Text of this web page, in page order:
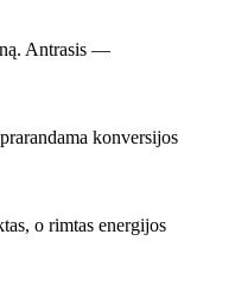
Antrasis —
konversijos
o rimtas energijos